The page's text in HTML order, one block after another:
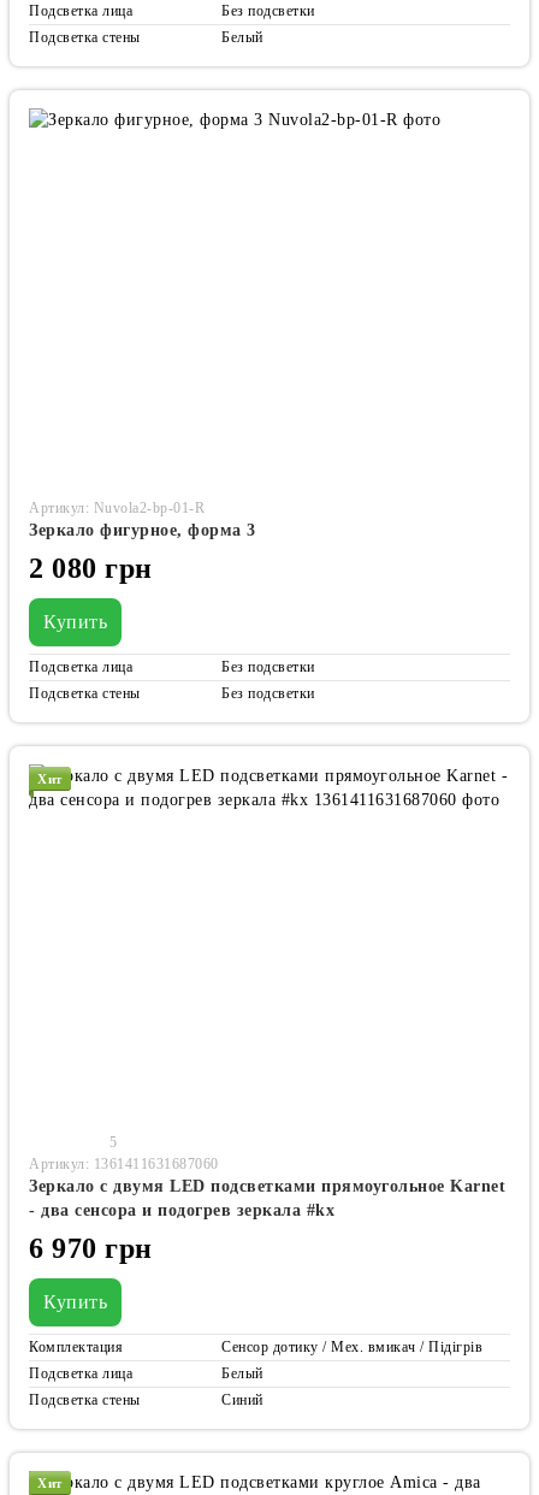
Подсветка лица
Без подсветки
Подсветка стены
Белый
Артикул: Nuvola2-bp-01-R
Зеркало фигурное, форма 3
2 080 грн
Купить
Подсветка лица
Без подсветки
Подсветка стены
Без подсветки
Хит
5
Артикул: 1361411631687060
Зеркало с двумя LED подсветками прямоугольное Karnet
- два сенсора и подогрев зеркала #kx
6 970 грн
Купить
Комплектация
Сенсор дотику / Мех. вмикач / Підігрів
Подсветка лица
Белый
Подсветка стены
Синий
Хит